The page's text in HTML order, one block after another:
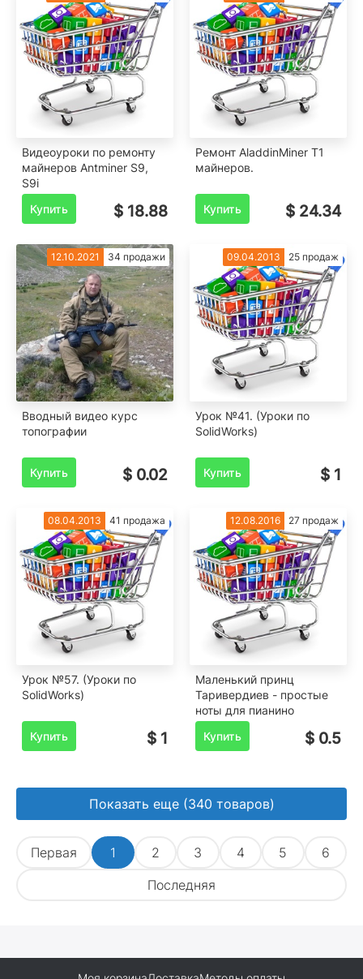
Видеоуроки по ремонту
майнеров Antminer S9,
S9i
Купить
$ 18.88
Ремонт AladdinMiner T1
майнеров.
Купить $ 24.34
12.10.2021 34 продажи
Вводный видео курс
топографии
Купить $ 0.02
09.04.2013 25 продаж
Урок №41. (Уроки по
SolidWorks)
Купить $ 1
08.04.2013 41 продажа
Урок №57. (Уроки по
SolidWorks)
Купить $ 1
12.08.2016 27 продаж
Маленький принц
Таривердиев - простые
ноты для пианино
Купить
$ 0.5
Показать еще (340 товаров)
Первая 1 2 3 4 5
6
Последняя